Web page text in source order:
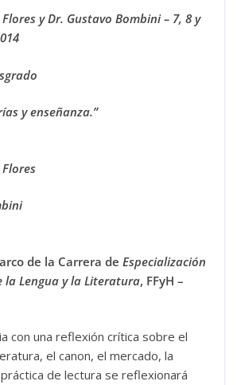
yDr. Gustavo Bombini – 7, 8 y
y enseñanza.”
de la Carrera de Especialización
la Lengua y la Literatura, FFyH –
con una reflexión crítica sobre el
el canon, el mercado, la
de lectura se reflexionará